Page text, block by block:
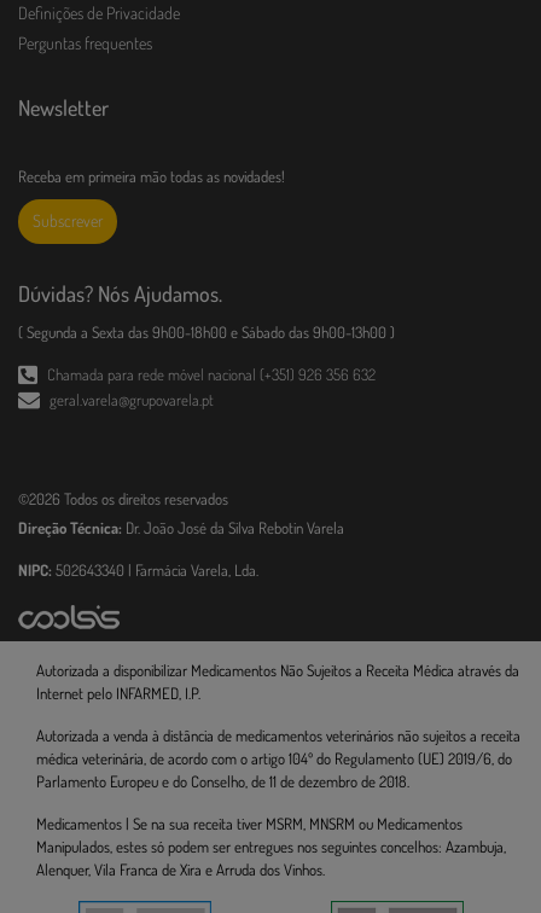
Definições de Privacidade
Perguntas frequentes
Newsletter
Receba em primeira mão todas as novidades!
Subscrever
Dúvidas? Nós Ajudamos.
( Segunda a Sexta das 9h00-18h00 e Sábado das 9h00-13h00 )
Chamada para rede móvel nacional (+351) 926 356 632
geral.varela@grupovarela.pt
©2026 Todos os direitos reservados
Direção Técnica: Dr. João José da Silva Rebotin Varela
NIPC: 502643340 | Farmácia Varela, Lda.
Autorizada a disponibilizar Medicamentos Não Sujeitos a Receita Médica através da
Internet pelo INFARMED, I.P.
Autorizada a venda à distância de medicamentos veterinários não sujeitos a receita
médica veterinária, de acordo com o artigo 104º do Regulamento (UE) 2019/6, do
Parlamento Europeu e do Conselho, de 11 de dezembro de 2018.
Medicamentos | Se na sua receita tiver MSRM, MNSRM ou Medicamentos
Manipulados, estes só podem ser entregues nos seguintes concelhos: Azambuja,
Alenquer, Vila Franca de Xira e Arruda dos Vinhos.